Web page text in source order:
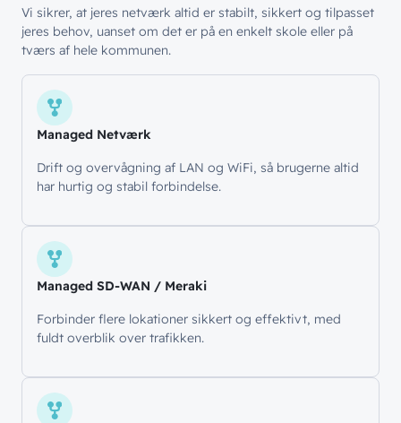
Vi sikrer, at jeres netværk altid er stabilt, sikkert og tilpasset
jeres behov, uanset om det er på en enkelt skole eller på
tværs af hele kommunen.
Managed Netværk
Drift og overvågning af LAN og WiFi, så brugerne altid
har hurtig og stabil forbindelse.
Managed SD-WAN / Meraki
Forbinder flere lokationer sikkert og effektivt, med
fuldt overblik over trafikken.